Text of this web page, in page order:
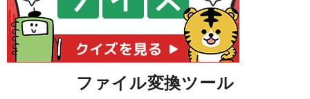
ファイル変換ツール